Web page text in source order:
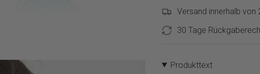
quantity
</span>
"decrease"=>"Menge
für
Turquoise
Gem
verringern
HAIE
Ohrhänger
Turquoise
Hidden
Versand innerhalb von
30 Tage
Produkttext